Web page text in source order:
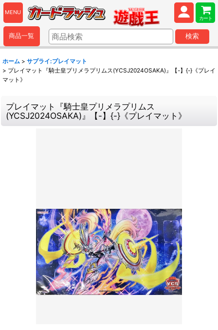
MENU
カート
商品一覧 検索
ホーム > サプライ:プレイマット
> プレイマット『騎士皇プリメラプリムス(YCSJ2024OSAKA)』【-】{-}《プレイ
マット》
プレイマット『騎士皇プリメラプリムス
(YCSJ2024OSAKA)』【-】{-}《プレイマット》